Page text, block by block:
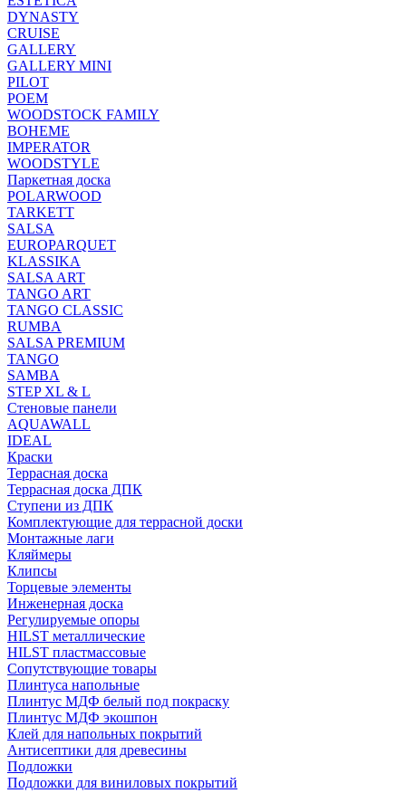
DYNASTY
CRUISE
GALLERY
GALLERY MINI
PILOT
POEM
WOODSTOCK FAMILY
BOHEME
IMPERATOR
WOODSTYLE
Паркетная доска
POLARWOOD
TARKETT
SALSA
EUROPARQUET
KLASSIKA
SALSA ART
TANGO ART
TANGO CLASSIC
RUMBA
SALSA PREMIUM
TANGO
SAMBA
STEP XL & L
Стеновые панели
AQUAWALL
IDEAL
Краски
Террасная доска
Террасная доска ДПК
Ступени из ДПК
Комплектующие для террасной доски
Монтажные лаги
Кляймеры
Клипсы
Торцевые элементы
Инженерная доска
Регулируемые опоры
HILST металлические
HILST пластмассовые
Сопутствующие товары
Плинтуса напольные
Плинтус МДФ белый под покраску
Плинтус МДФ экошпон
Клей для напольных покрытий
Антисептики для древесины
Подложки
Подложки для виниловых покрытий